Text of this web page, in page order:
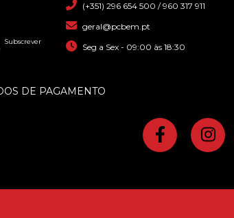
(+351) 296 654 500 / 960 317 911
geral@pcbem.pt
Seg a Sex - 09:00 às 18:30
DE PAGAMENTO